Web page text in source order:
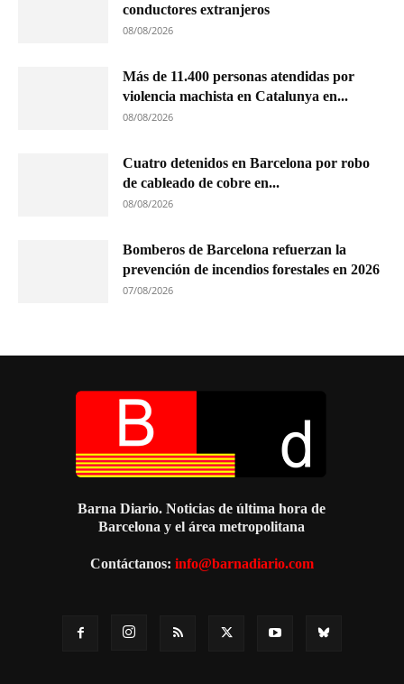
conductores extranjeros
08/08/2026
Más de 11.400 personas atendidas por
violencia machista en Catalunya en...
08/08/2026
Cuatro detenidos en Barcelona por robo
de cableado de cobre en...
08/08/2026
Bomberos de Barcelona refuerzan la
prevención de incendios forestales en 2026
07/08/2026
Barna Diario. Noticias de última hora de
Barcelona y el área metropolitana
Contáctanos: info@barnadiario.com